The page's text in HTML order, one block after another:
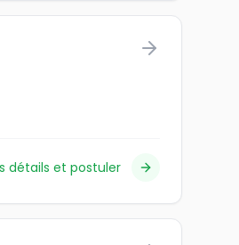
détails et postuler